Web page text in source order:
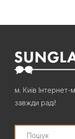
м. Київ Інтернет-
завжди раді!
Search